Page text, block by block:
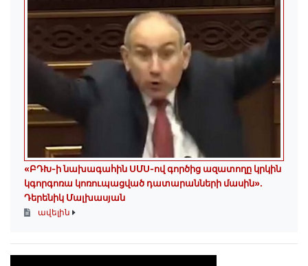
«ԲԴԽ-ի նախագահին ՍՄՍ-ով գործից ազատողը կրկին
կգորգոռա կոռուպացված դատարանների մասին».
Դերենիկ Մալխասյան
ավելին